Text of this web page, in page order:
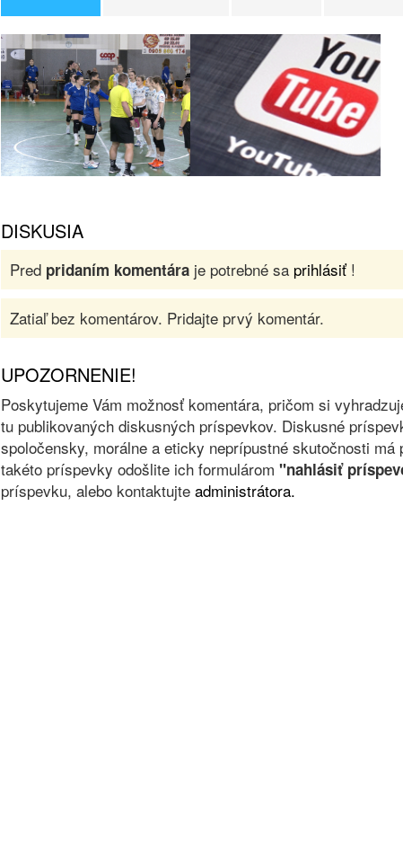
DISKUSIA
Pred pridaním komentáraje potrebné sa prihlásiť!
Zatiaľ bez komentárov. Pridajte prvý komentár.
UPOZORNENIE!
Poskytujeme Vám možnosť komentára, pričom si
tu publikovaných diskusných príspevkov. Diskusné
spoločensky, morálne a eticky neprípustné skutočnosti
takéto príspevky odošlite ich formulárom "nahlásiť
príspevku, alebo kontaktujte administrátora.